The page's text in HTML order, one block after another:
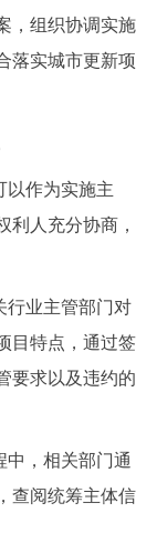
，组织协调实施
落实城市更新项
以作为实施主
利人充分协商，
行业主管部门对
目特点，通过签
要求以及违约的
中，相关部门通
查阅统筹主体信